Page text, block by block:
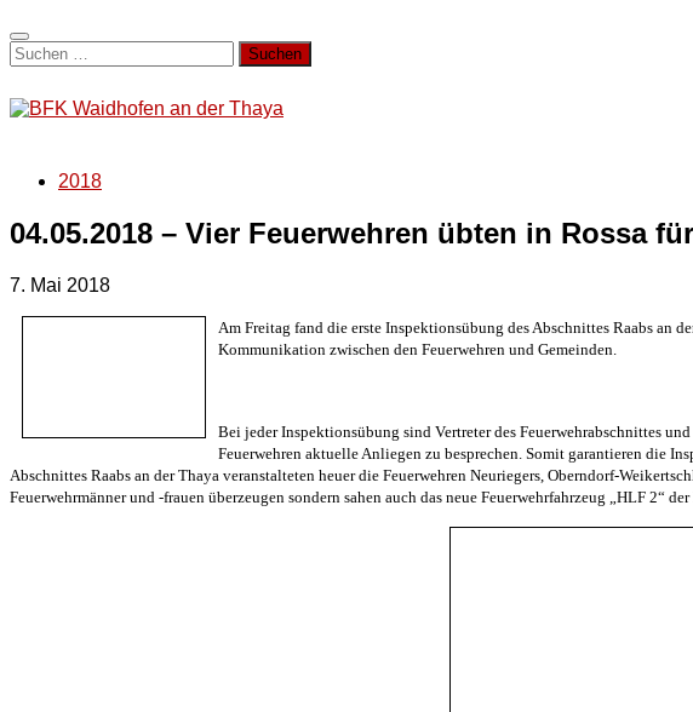
Suchen
nach:
2018
04.05.2018 – Vier Feuerwehren übten in Rossa
7. Mai 2018
Am Freitag fand die erste Inspektionsübung des Abschnittes Raabs an
Kommunikation zwischen den Feuerwehren und Gemeinden.
Bei jeder Inspektionsübung sind Vertreter des Feuerwehrabschnittes
Feuerwehren aktuelle Anliegen zu besprechen. Somit garantieren die
Abschnittes Raabs an der Thaya veranstalteten heuer die Feuerwehren Neuriegers, Oberndorf-
Feuerwehrmänner und -frauen überzeugen sondern sahen auch das neue Feuerwehrfahrzeug „HLF 2“